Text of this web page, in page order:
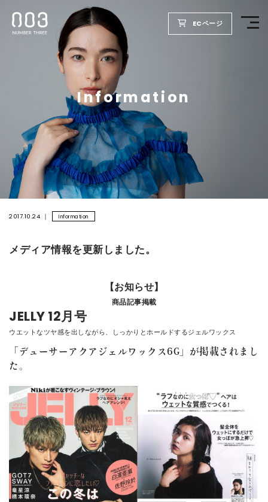
ECページ
Information
2017.10.24 Information
メディア情報を更新しました。
【お知らせ】
商品記事掲載
JELLY 12月号
ウエットなツヤ感を出しながら、しっかりとホールドするジェルワックス
「デューサーアクアジェルワックス6G」が掲載されまし
た。
TOP
PRODUCTS
WELLBEING REPORT
FOR SALON
RECRUIT
CONTACT